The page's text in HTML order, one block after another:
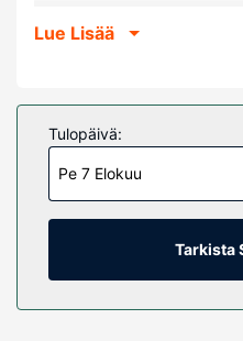
Glenwood Springs Center For
Kaikissa 92 huoneessa on
mikroaaltouuni.
ilmainen langaton
suihkun ja kylpyammeen
hygieniatuotteet ja
työpöytä, ilmaiset
Kiinteistön miellyttävyys
Hyödynnä terassi, puutarha
Lue Lisää
Tulopäivä:
Pe 7 Elokuu
Tarkista